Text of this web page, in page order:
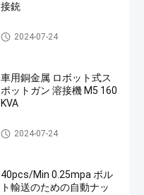
接銃
ロボット式スポット溶接銃
2024-07-24
車用銅金属 ロボット式ス
ポットガン 溶接機 M5 160
KVA
ロボット式スポット溶接銃
2024-07-24
40pcs/Min 0.25mpa ボル
ト輸送のための自動ナッ